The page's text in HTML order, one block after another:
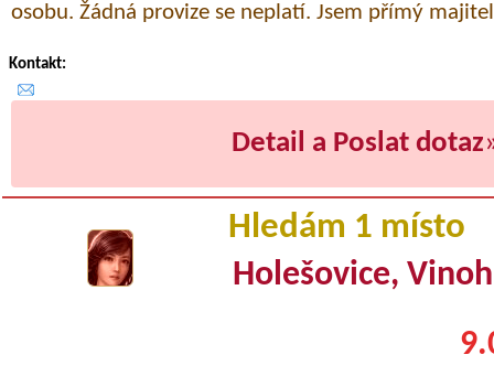
osobu. Žádná provize se neplatí. Jsem přímý
Kontakt:
Detail a Poslat dotaz
Hledám 1 místo
Holešovice,